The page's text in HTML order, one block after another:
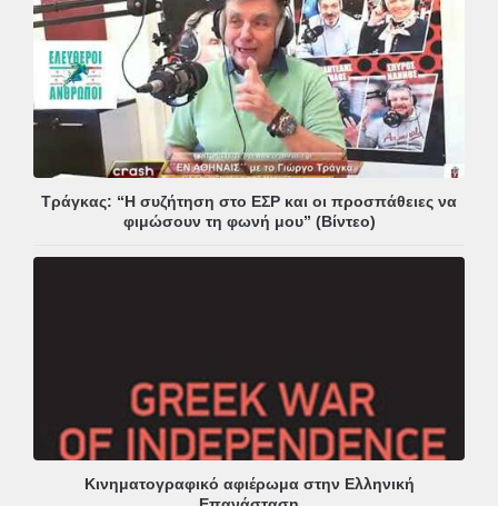
Τράγκας: “Η συζήτηση στο ΕΣΡ και οι προσπάθειες να
φιμώσουν τη φωνή μου” (Βίντεο)
Κινηματογραφικό αφιέρωμα στην Ελληνική